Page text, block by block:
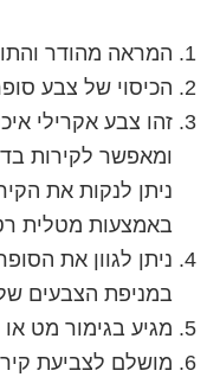
המראה מהודר
הכיסוי של צבע
זהו צבע אקרילי
ומאפשר לקירות
ניתן לנקות את
באמצעות מטלית
ניתן לגוון את
במניפת הצבעים
מגיע בגימור מט
מושלם לצביעת